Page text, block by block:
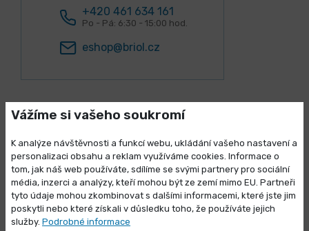
+420 461 634 161
Po - Pá: 6:30 - 15:00 hod.
eshop@briol.cz
Lidé k tomuto produktu nejčastěji
kupují
Vážíme si vašeho soukromí
K analýze návštěvnosti a funkcí webu, ukládání vašeho nastavení a
personalizaci obsahu a reklam využíváme cookies. Informace o
tom, jak náš web používáte, sdílíme se svými partnery pro sociální
média, inzerci a analýzy, kteří mohou být ze zemí mimo EU. Partneři
tyto údaje mohou zkombinovat s dalšími informacemi, které jste jim
poskytli nebo které získali v důsledku toho, že používáte jejich
služby. Podrobné informace
Výprodej skladových zásob
Vybrané produkty nyní pořídíte za